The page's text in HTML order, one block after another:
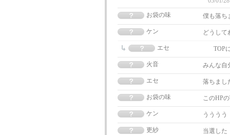
お袋の味
僕も落ち
ケン どうし
エセ TOP
火音 みんな自
エセ 落ちまし
お袋の味 このHP
ケン ううう
更紗 当選した